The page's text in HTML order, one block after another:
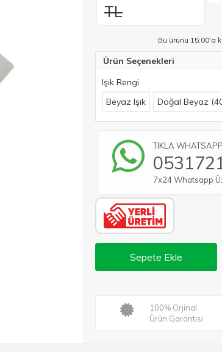
TL
Bu ürünü 15:00'a
Ürün Seçenekleri
Işık Rengi
Beyaz Işık
Doğal Beyaz
TIKLA
7x24 Whatsapp
Sepete Ekle
100% Orjinal
Ürün Garantisi